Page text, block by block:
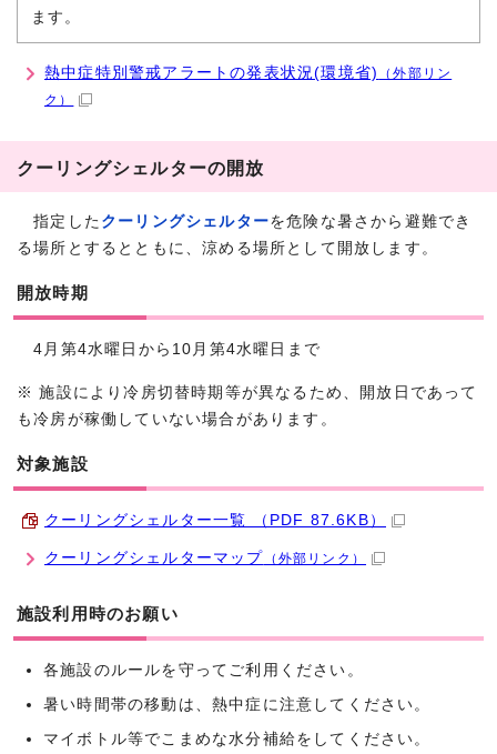
ます。
熱中症特別警戒アラートの発表状況(環境省)
（外部リン
ク）
クーリングシェルターの開放
指定した クーリングシェルターを危険な暑さから避難でき
る場所とするとともに、涼める場所として開放します。
開放時期
4月第4水曜日から10月第4水曜日まで
※ 施設により冷房切替時期等が異なるため、開放日であって
も冷房が稼働していない場合があります。
対象施設
クーリングシェルター一覧 （PDF 87.6KB）
クーリングシェルターマップ （外部リンク）
施設利用時のお願い
各施設のルールを守ってご利用ください。
暑い時間帯の移動は、熱中症に注意してください。
マイボトル等でこまめな水分補給をしてください。